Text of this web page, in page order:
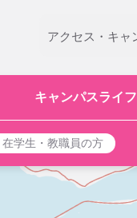
アクセス・キャ
キャンパスライフ
在学生・教職員の方